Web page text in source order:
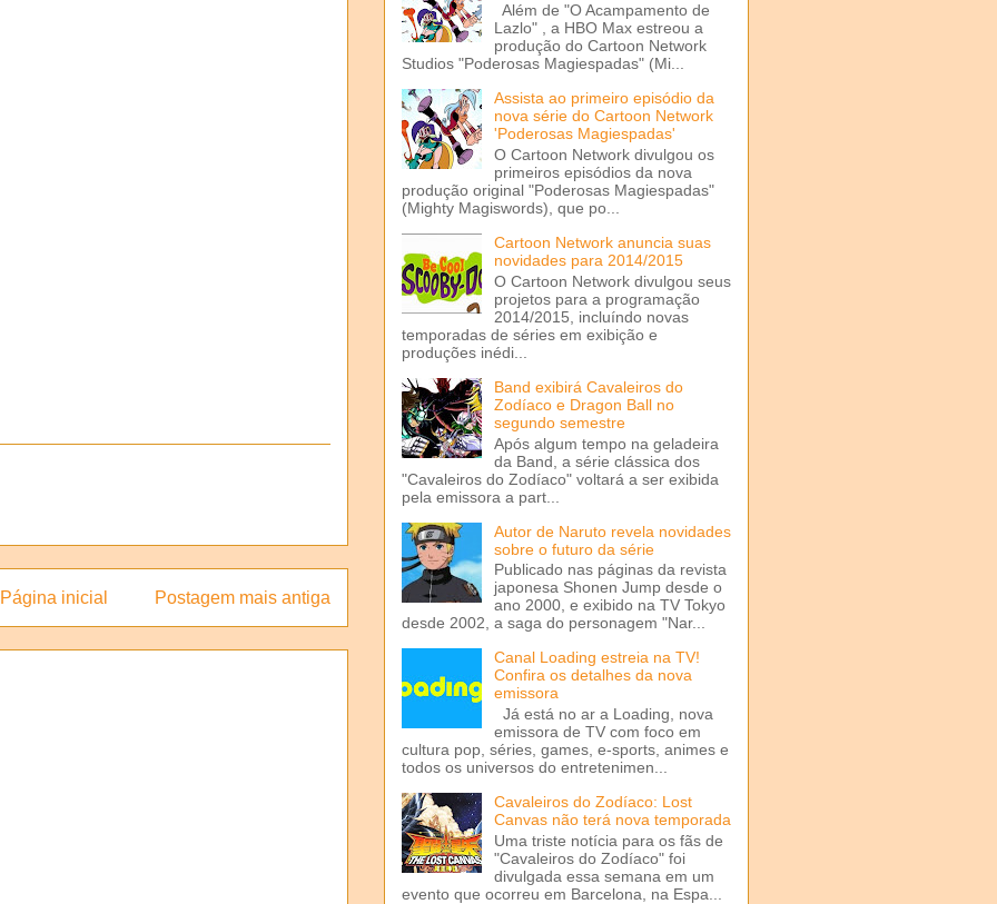
Postagem mais antiga
Página inicial
Além de "O Acampamento de
Lazlo" , a HBO Max estreou a
produção do Cartoon Network
Studios "Poderosas Magiespadas" (Mi...
Assista ao primeiro episódio da
nova série do Cartoon Network
'Poderosas Magiespadas'
O Cartoon Network divulgou os
primeiros episódios da nova
produção original "Poderosas Magiespadas"
(Mighty Magiswords), que po...
Cartoon Network anuncia suas
novidades para 2014/2015
O Cartoon Network divulgou seus
projetos para a programação
2014/2015, incluíndo novas
temporadas de séries em exibição e
produções inédi...
Band exibirá Cavaleiros do
Zodíaco e Dragon Ball no
segundo semestre
Após algum tempo na geladeira
da Band, a série clássica dos
"Cavaleiros do Zodíaco" voltará a ser exibida
pela emissora a part...
Autor de Naruto revela novidades
sobre o futuro da série
Publicado nas páginas da revista
japonesa Shonen Jump desde o
ano 2000, e exibido na TV Tokyo
desde 2002, a saga do personagem "Nar...
Canal Loading estreia na TV!
Confira os detalhes da nova
emissora
Já está no ar a Loading, nova
emissora de TV com foco em
cultura pop, séries, games, e-sports, animes e
todos os universos do entretenimen...
Cavaleiros do Zodíaco: Lost
Canvas não terá nova temporada
Uma triste notícia para os fãs de
"Cavaleiros do Zodíaco" foi
divulgada essa semana em um
evento que ocorreu em Barcelona, na Espa...